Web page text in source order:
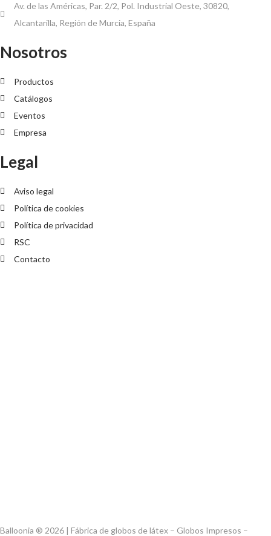
Av. de las Américas, Par. 2/2, Pol. Industrial Oeste, 30820,
Alcantarilla, Región de Murcia, España
Nosotros
Productos
Catálogos
Eventos
Empresa
Legal
Aviso legal
Política de cookies
Política de privacidad
RSC
Contacto
Balloonia ® 2026 | Fábrica de globos de látex – Globos Impresos –